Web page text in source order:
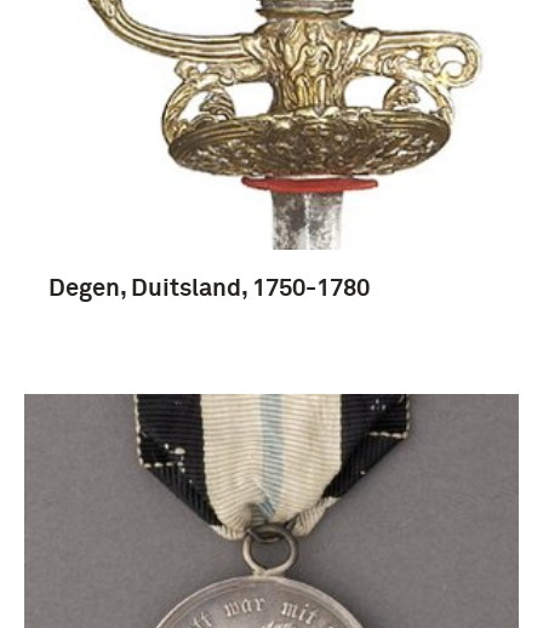
boek (124)
Fotografisch materiaal (24)
Meer
1851-1900 (45)
1701-1750 (12)
1801-1850 (10)
Degen, Duitsland, 1750-1780